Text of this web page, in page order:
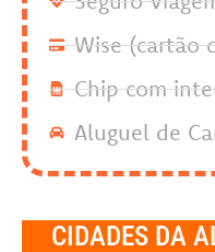
Wise (cartão
Chip com
Aluguel de
CIDADES DA